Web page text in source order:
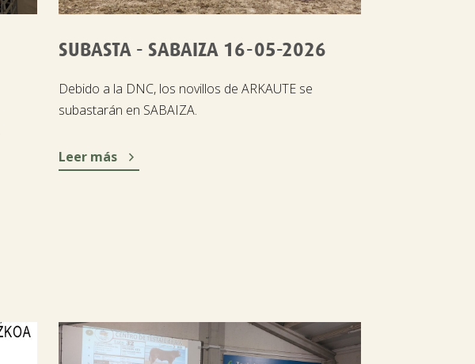
SUBASTA - SABAIZA 16-05-2026
Debido a la DNC, los novillos de ARKAUTE se
subastarán en SABAIZA.
Leer más 